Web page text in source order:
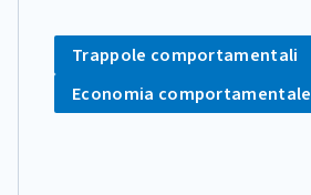
CATEGORIA:
Tag:
Trappole comportamentali
Tag:
Economia comportamentale